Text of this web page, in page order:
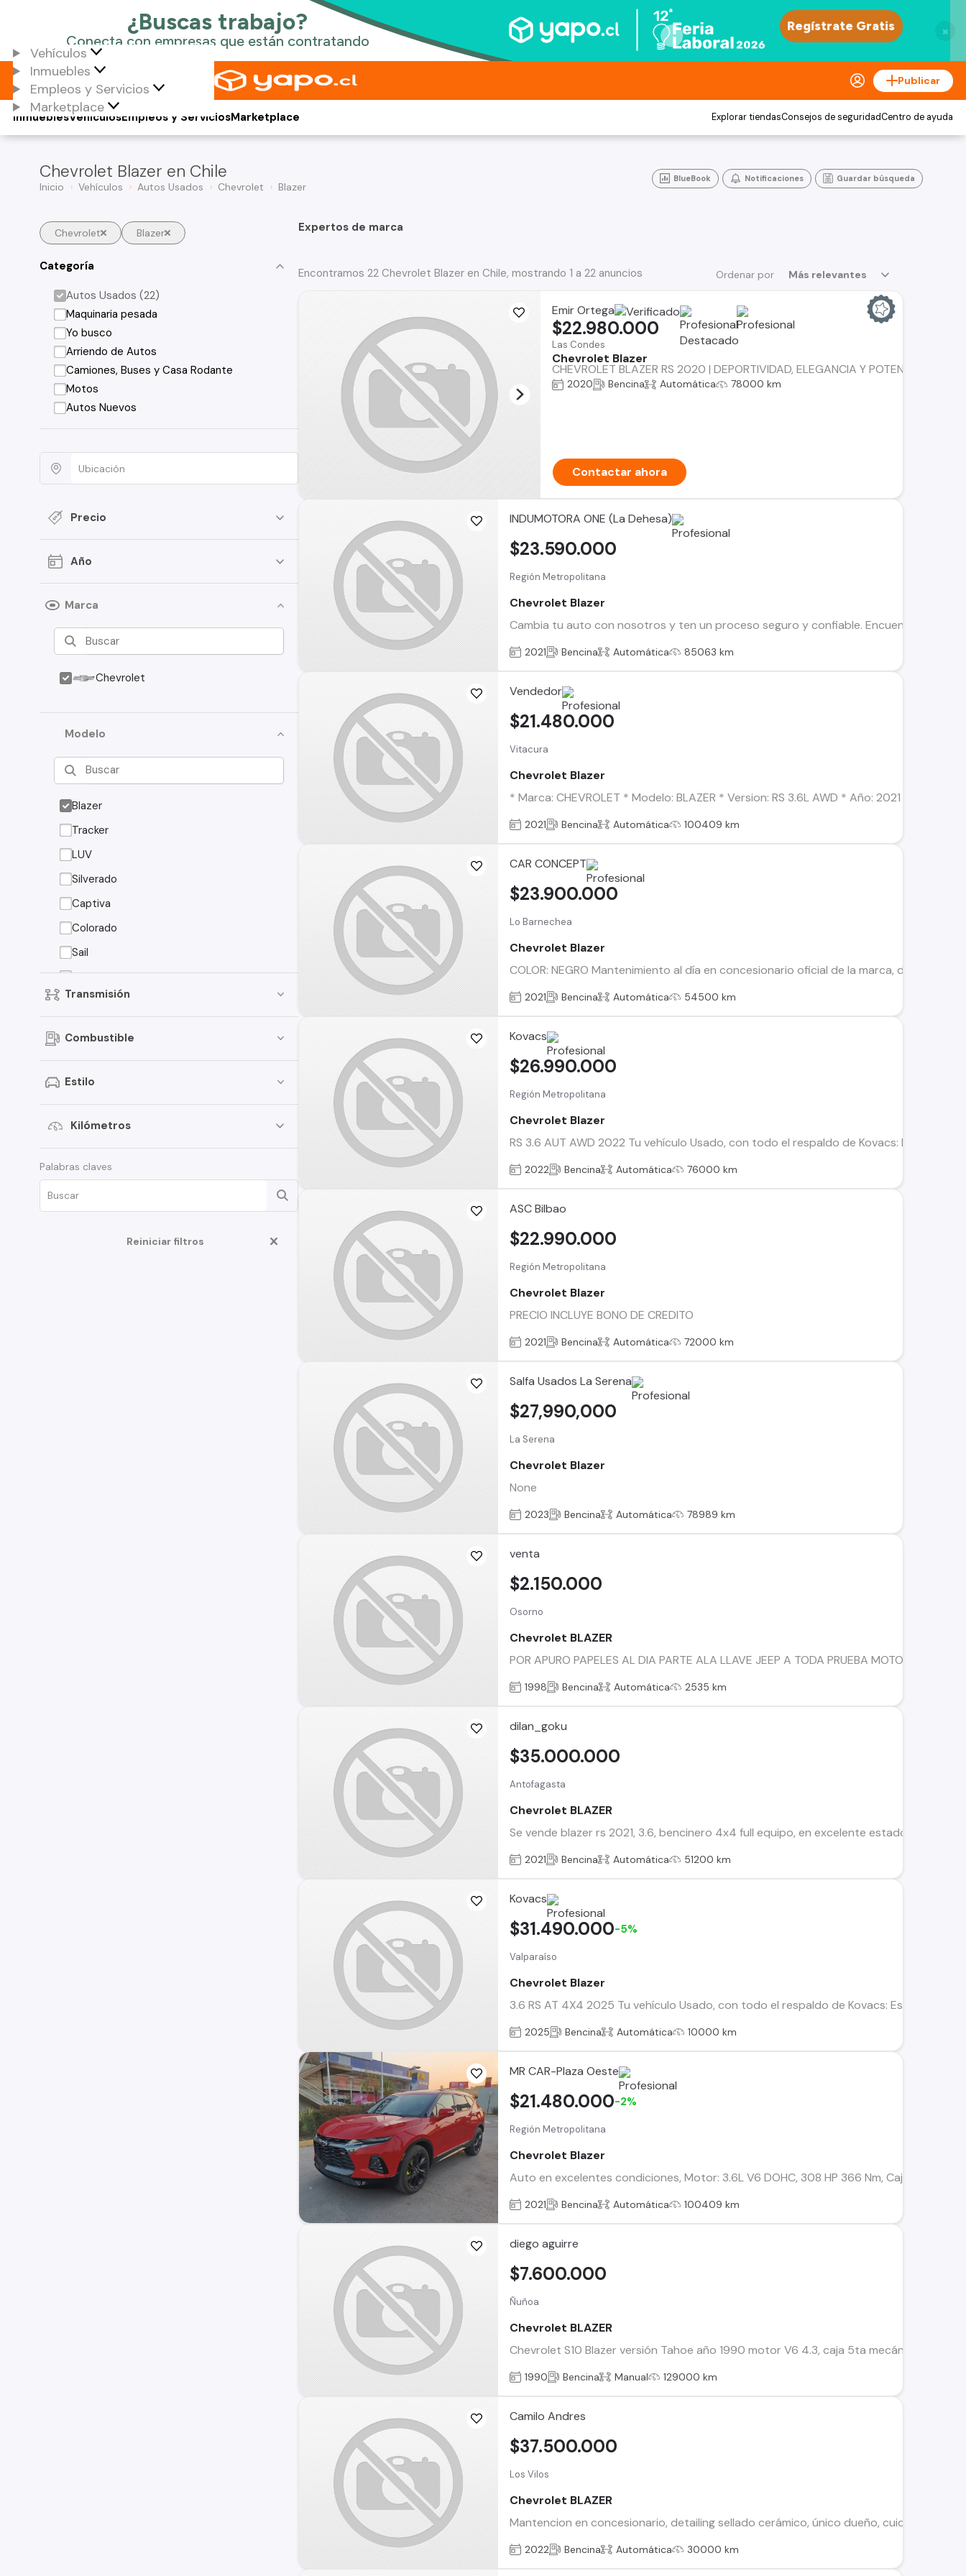
×
Vehículos
Inmuebles
Empleos y Servicios
Marketplace
Publicar
Vehículos
Inmuebles Empleos y ServiciosMarketplace Explorar tiendasConsejos de seguridadCentro de ayuda
Chevrolet Blazer en Chile
Inicio Vehículos Autos Usados Chevrolet Blazer
BlueBook Notificaciones Guardar búsqueda
Chevrolet Blazer
Categoría
Autos Usados (22)
Maquinaria pesada
Yo busco
Arriendo de Autos
Camiones, Buses y Casa Rodante
Motos
Autos Nuevos
Precio
Año
Marca
Chevrolet
Modelo
Blazer
Tracker
LUV
Silverado
Captiva
Colorado
Sail
Groove
Onix
Traverse
Aveo
Montana
Corsa
Tahoe
Transmisión
Combustible
Estilo
Kilómetros
Palabras claves
Reiniciar filtros
Expertos de marca
Ordenar por Más relevantes
Encontramos 22 Chevrolet Blazer en Chile, mostrando 1 a 22 anuncios
Emir Ortega
Las Condes
Chevrolet Blazer
CHEVROLET BLAZER RS 2020 | DEPORTIVIDAD, ELEGANCIA Y POTENCIA
$22.980.000
2020 Bencina Automática 78000 km
Contactar ahora
INDUMOTORA ONE (La Dehesa)
Región Metropolitana
Chevrolet Blazer
Cambia tu auto con nosotros y ten un proceso seguro y confiable. Encuentra el ideal
$23.590.000
2021 Bencina Automática 85063 km
Vendedor
Vitacura
Chevrolet Blazer
* Marca: CHEVROLET * Modelo: BLAZER * Version: RS 3.6L AWD * Año: 2021 *
$21.480.000
2021 Bencina Automática 100409 km
CAR CONCEPT
Lo Barnechea
Chevrolet Blazer
COLOR: NEGRO Mantenimiento al día en concesionario oficial de la marca, dos
$23.900.000
2021 Bencina Automática 54500 km
Kovacs
Región Metropolitana
Chevrolet Blazer
RS 3.6 AUT AWD 2022 Tu vehículo Usado, con todo el respaldo de Kovacs: Este
$26.990.000
2022 Bencina Automática 76000 km
ASC Bilbao
Región Metropolitana
Chevrolet Blazer
PRECIO INCLUYE BONO DE CREDITO
$22.990.000
2021 Bencina Automática 72000 km
Salfa Usados La Serena
La Serena
Chevrolet Blazer
None
$27,990,000
2023 Bencina Automática 78989 km
venta
Osorno
Chevrolet BLAZER
POR APURO PAPELES AL DIA PARTE ALA LLAVE JEEP A TODA PRUEBA MOTOR Y CAJA
$2.150.000
1998 Bencina Automática 2535 km
dilan_goku
Antofagasta
Chevrolet BLAZER
Se vende blazer rs 2021, 3.6, bencinero 4x4 full equipo, en excelente estado. Único
$35.000.000
2021 Bencina Automática 51200 km
Kovacs
Valparaíso
Chevrolet Blazer
3.6 RS AT 4X4 2025 Tu vehículo Usado, con todo el respaldo de Kovacs: Este
$31.490.000-5%
2025 Bencina Automática 10000 km
MR CAR-Plaza Oeste
Región Metropolitana
Chevrolet Blazer
Auto en excelentes condiciones, Motor: 3.6L V6 DOHC, 308 HP 366 Nm, Caja
$21.480.000-2%
2021 Bencina Automática 100409 km
diego aguirre
Ñuñoa
Chevrolet BLAZER
Chevrolet S10 Blazer versión Tahoe año 1990 motor V6 4.3, caja 5ta mecánica 4x4,
$7.600.000
1990 Bencina Manual 129000 km
Camilo Andres
Los Vilos
Chevrolet BLAZER
Mantencion en concesionario, detailing sellado cerámico, único dueño, cuidado único.
$37.500.000
2022 Bencina Automática 30000 km